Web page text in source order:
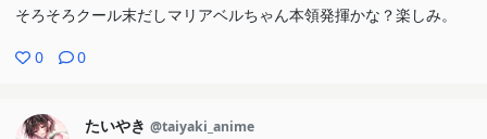
そろそろクール末だしマリアベルちゃん本領発揮かな？楽しみ。
0 0
たいやき @taiyaki_anime